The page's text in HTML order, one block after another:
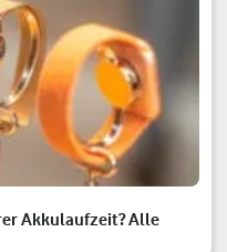
Akkulaufzeit? Alle